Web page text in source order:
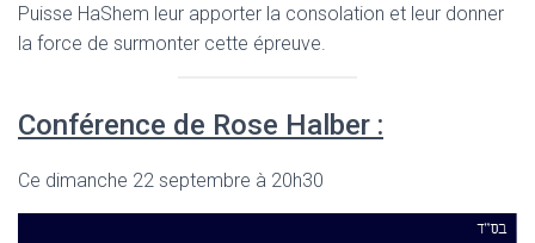
Puisse HaShem leur apporter la consolation et leur donner
la force de surmonter cette épreuve.
Conférence de Rose Halber :
Ce dimanche 22 septembre à 20h30